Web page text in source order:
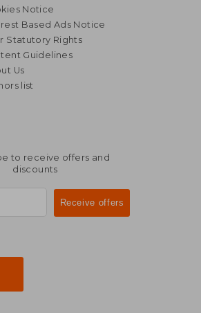
39,21 €
Notice
Based Ads Notice
Statutory Rights
Guidelines
Us
list
to receive offers and
discounts